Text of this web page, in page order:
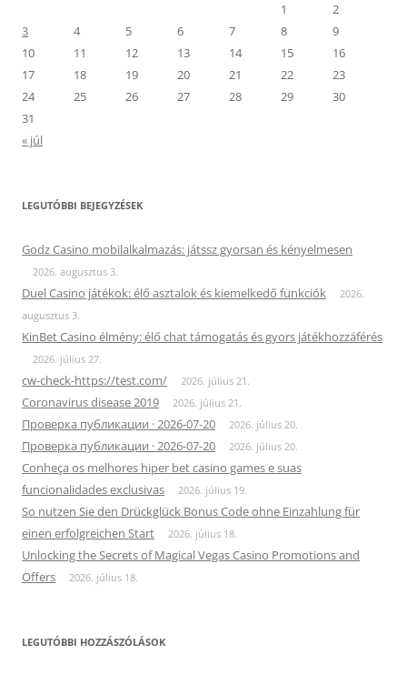
1
2
3
4 5 6 7 8
9
10
11 12 13 14 15
16
17
18 19 20 21 22
23
24
25 26 27 28 29
30
31
« júl
LEGUTÓBBI BEJEGYZÉSEK
Godz Casino mobilalkalmazás: játssz gyorsan és kényelmesen
2026. augusztus 3.
Duel Casino játékok: élő asztalok és kiemelkedő funkciók
2026.
augusztus 3.
KinBet Casino élmény: élő chat támogatás és gyors játékhozzáférés
2026. július 27.
cw-check-https://test.com/ 2026. július 21.
Coronavirus disease 2019 2026. július 21.
Проверка публикации · 2026-07-20 2026. július 20.
Проверка публикации · 2026-07-20 2026. július 20.
Conheça os melhores hiper bet casino games e suas
funcionalidades exclusivas
2026. július 19.
So nutzen Sie den Drückglück Bonus Code ohne Einzahlung für
einen erfolgreichen Start
2026. július 18.
Unlocking the Secrets of Magical Vegas Casino Promotions and
Offers
2026. július 18.
LEGUTÓBBI HOZZÁSZÓLÁSOK